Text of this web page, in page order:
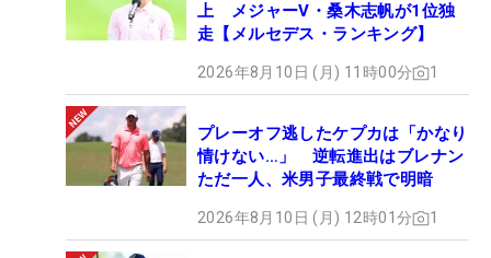
上 メジャーV・桑木志帆が1位独
走【メルセデス・ランキング】
2026年8月10日 (月) 11時00分 1
プレーオフ逃したケプカは「かなり
情けない…」 逆転進出はブレナン
ただ一人、米男子最終戦で明暗
2026年8月10日 (月) 12時01分 1